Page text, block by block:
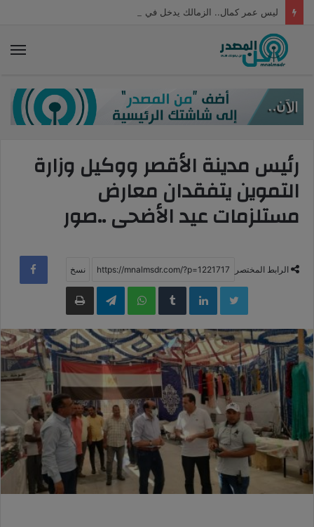
ليس عمر كمال.. الزمالك يدخل في مفاوضات مع نجمه السابق
رئيس مدينة الأقصر ووكيل وزارة
التموين يتفقدان معارض
مستلزمات عيد الأضحى ..صور
الرابط المختصر
LinkedIn
WhatsApp
Telegramطباعة